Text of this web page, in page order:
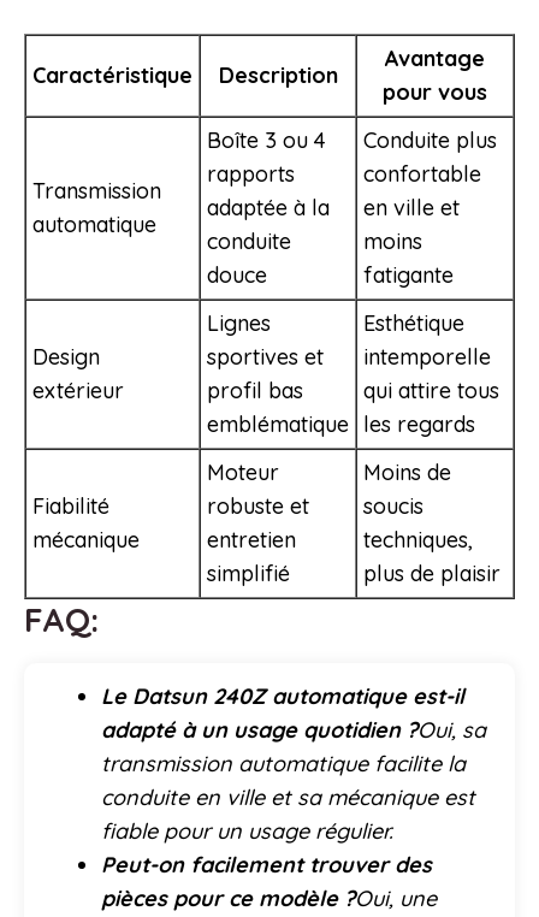
Caractéristique Description
Avantage
pour vous
Transmission
automatique
Boîte 3 ou 4
rapports
adaptée à la
conduite
douce
Conduite plus
confortable
en ville et
moins
fatigante
Design
extérieur
Lignes
sportives et
profil bas
emblématique
Esthétique
intemporelle
qui attire tous
les regards
Fiabilité
mécanique
Moteur
robuste et
entretien
simplifié
Moins de
soucis
techniques,
plus de plaisir
FAQ:
Le Datsun 240Z automatique est-il
adapté à un usage quotidien ?Oui, sa
transmission automatique facilite la
conduite en ville et sa mécanique est
fiable pour un usage régulier.
Peut-on facilement trouver des
pièces pour ce modèle ?Oui, une